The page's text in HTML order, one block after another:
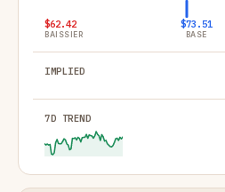
$62.42
BAISSIER
$73.51
BASE